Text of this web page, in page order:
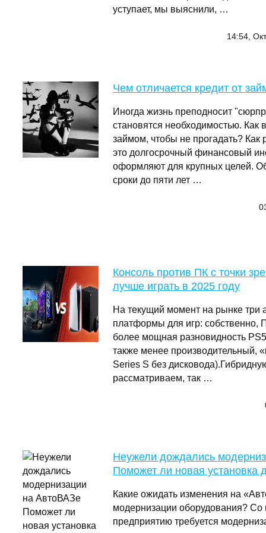
уступает, мы выяснили, …
14:54,
Чем отличается кредит от
Иногда жизнь преподносит
становятся необходимостью. Как
займом, чтобы не прогадать? Как
это долгосрочный финансовый
оформляют для крупных целей.
сроки до пяти лет …
Консоль против ПК с точки
лучше играть в 2025 году
На текущий момент на рынке три
платформы для игр: собственно,
более мощная разновидность
также менее производительный,
Series S без
рассматриваем, так …
Неужели дождались
Поможет ли новая установка
Какие ожидать изменения на
модернизации оборудования?
предприятию требуется